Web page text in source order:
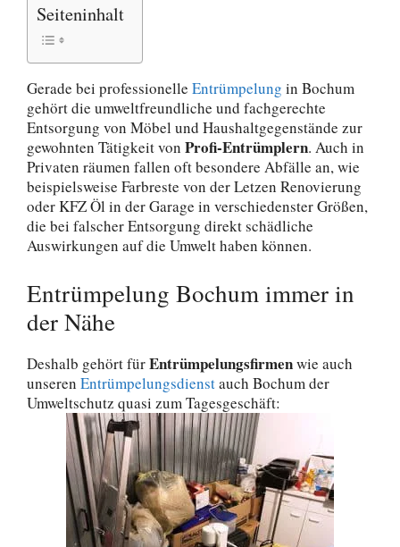
Seiteninhalt
Gerade bei professionelle Entrümpelung in Bochum
gehört die umweltfreundliche und fachgerechte
Entsorgung von Möbel und Haushaltgegenstände zur
gewohnten Tätigkeit von Profi-Entrümplern. Auch in
Privaten räumen fallen oft besondere Abfälle an, wie
beispielsweise Farbreste von der Letzen Renovierung
oder KFZ Öl in der Garage in verschiedenster Größen,
die bei falscher Entsorgung direkt schädliche
Auswirkungen auf die Umwelt haben können.
Entrümpelung Bochum immer in
der Nähe
Deshalb gehört fürEntrümpelungsfirmenwie auch
unseren Entrümpelungsdienstauch Bochum der
Umweltschutz quasi zum Tagesgeschäft: